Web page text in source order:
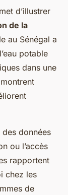
d’illustrer
de la
au Sénégal a
potable
dans une
montrent
données
ou l’accès
rapportent
chez les
de